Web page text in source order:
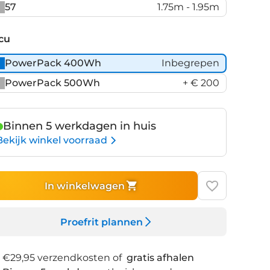
57 1.75m - 1.95m
PowerPack 400Wh
Inbegrepen
PowerPack 500Wh
+ € 200
Binnen 5 werkdagen in huis
winkel voorraad
In winkelwagen
Proefrit plannen
€29,95 verzendkosten of gratis afhalen